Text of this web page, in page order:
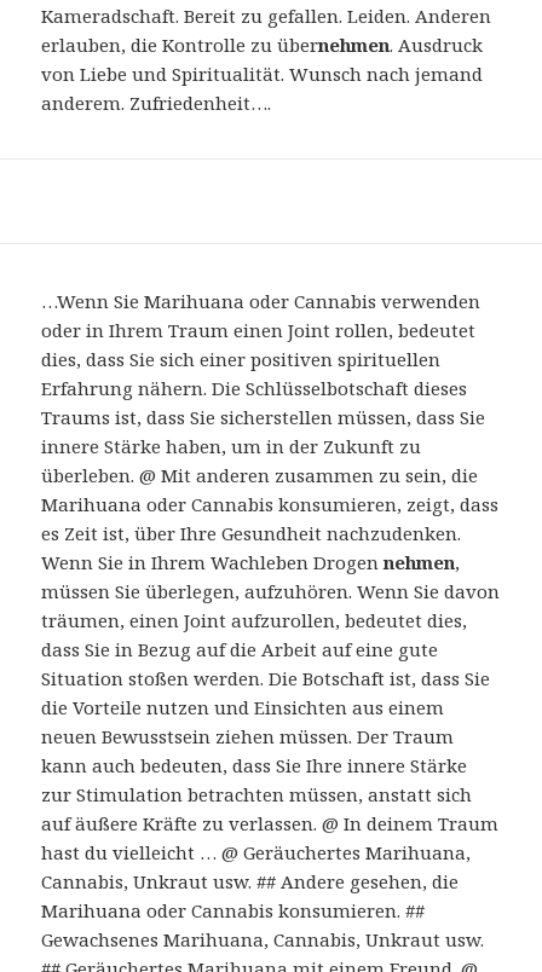
Kameradschaft. Bereit zu gefallen. Leiden. Anderen
erlauben, die Kontrolle zu übernehmen. Ausdruck
von Liebe und Spiritualität. Wunsch nach jemand
anderem. Zufriedenheit….
…Wenn Sie Marihuana oder Cannabis verwenden
oder in Ihrem Traum einen Joint rollen, bedeutet
dies, dass Sie sich einer positiven spirituellen
Erfahrung nähern. Die Schlüsselbotschaft dieses
Traums ist, dass Sie sicherstellen müssen, dass Sie
innere Stärke haben, um in der Zukunft zu
überleben. @ Mit anderen zusammen zu sein, die
Marihuana oder Cannabis konsumieren, zeigt, dass
es Zeit ist, über Ihre Gesundheit nachzudenken.
Wenn Sie in Ihrem Wachleben Drogennehmen,
müssen Sie überlegen, aufzuhören. Wenn Sie davon
träumen, einen Joint aufzurollen, bedeutet dies,
dass Sie in Bezug auf die Arbeit auf eine gute
Situation stoßen werden. Die Botschaft ist, dass Sie
die Vorteile nutzen und Einsichten aus einem
neuen Bewusstsein ziehen müssen. Der Traum
kann auch bedeuten, dass Sie Ihre innere Stärke
zur Stimulation betrachten müssen, anstatt sich
auf äußere Kräfte zu verlassen. @ In deinem Traum
hast du vielleicht … @ Geräuchertes Marihuana,
Cannabis, Unkraut usw. ## Andere gesehen, die
Marihuana oder Cannabis konsumieren. ##
Gewachsenes Marihuana, Cannabis, Unkraut usw.